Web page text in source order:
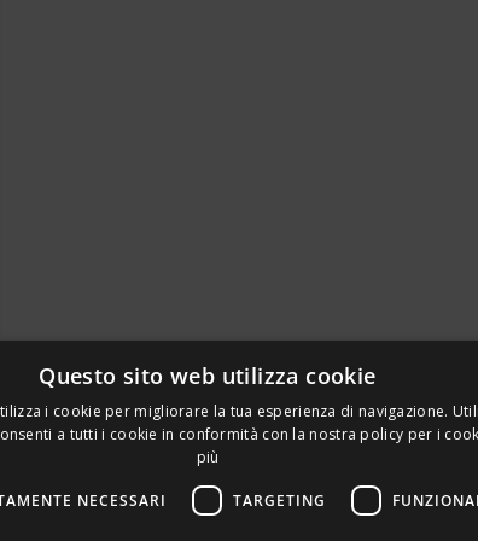
Questo sito web utilizza cookie
i cookie per migliorare la tua esperienza di navigazione.
a tutti i cookie in conformità con la nostra policy per i
più
NECESSARI TARGETING